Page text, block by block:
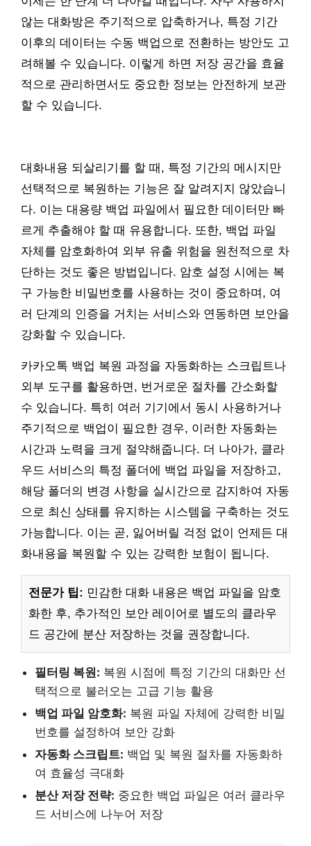
않는 대화방은 주기적으로 압축하거나, 특정 기간
이후의 데이터는 수동 백업으로 전환하는 방안도 고
려해볼 수 있습니다. 이렇게 하면 저장 공간을 효율
적으로 관리하면서도 중요한 정보는 안전하게 보관
할 수 있습니다.
대화내용 되살리기를 할 때, 특정 기간의 메시지만
선택적으로 복원하는 기능은 잘 알려지지 않았습니
다. 이는 대용량 백업 파일에서 필요한 데이터만 빠
르게 추출해야 할 때 유용합니다. 또한, 백업 파일
자체를 암호화하여 외부 유출 위험을 원천적으로 차
단하는 것도 좋은 방법입니다. 암호 설정 시에는 복
구 가능한 비밀번호를 사용하는 것이 중요하며, 여
러 단계의 인증을 거치는 서비스와 연동하면 보안을
강화할 수 있습니다.
카카오톡 백업 복원 과정을 자동화하는 스크립트나
외부 도구를 활용하면, 번거로운 절차를 간소화할
수 있습니다. 특히 여러 기기에서 동시 사용하거나
주기적으로 백업이 필요한 경우, 이러한 자동화는
시간과 노력을 크게 절약해줍니다. 더 나아가, 클라
우드 서비스의 특정 폴더에 백업 파일을 저장하고,
해당 폴더의 변경 사항을 실시간으로 감지하여 자동
으로 최신 상태를 유지하는 시스템을 구축하는 것도
가능합니다. 이는 곧, 잃어버릴 걱정 없이 언제든 대
화내용을 복원할 수 있는 강력한 보험이 됩니다.
전문가 팁: 민감한 대화 내용은 백업 파일을 암호
화한 후, 추가적인 보안 레이어로 별도의 클라우
드 공간에 분산 저장하는 것을 권장합니다.
필터링 복원: 복원 시점에 특정 기간의 대화만 선
택적으로 불러오는 고급 기능 활용
백업 파일 암호화: 복원 파일 자체에 강력한 비밀
번호를 설정하여 보안 강화
자동화 스크립트: 백업 및 복원 절차를 자동화하
여 효율성 극대화
분산 저장 전략: 중요한 백업 파일은 여러 클라우
드 서비스에 나누어 저장